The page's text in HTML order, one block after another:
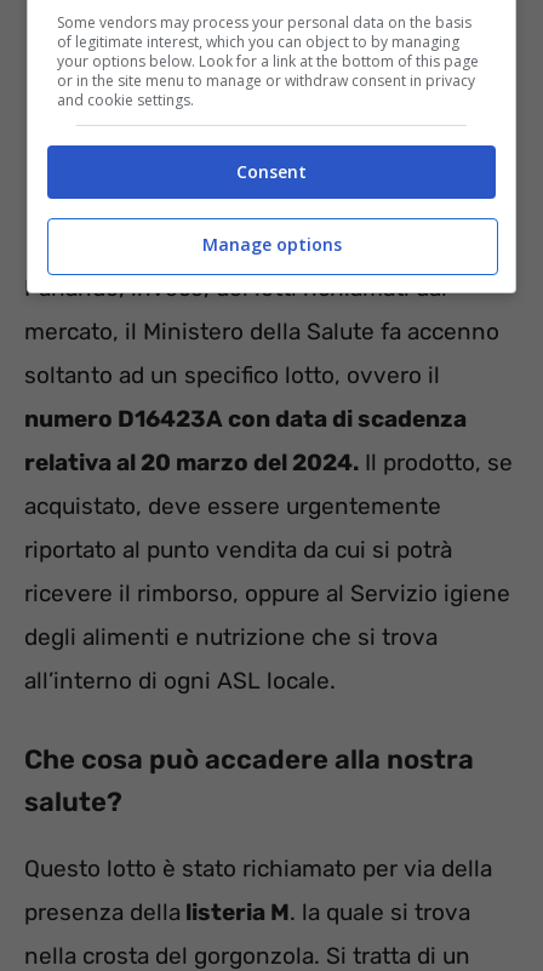
Parlando, invece, dei lotti richiamati dal
mercato, il Ministero della Salute fa accenno
soltanto ad un specifico lotto, ovvero il
numero D16423A con data di scadenza
relativa al 20 marzo del 2024. Il prodotto, se
acquistato, deve essere urgentemente
riportato al punto vendita da cui si potrà
ricevere il rimborso, oppure al Servizio igiene
degli alimenti e nutrizione che si trova
all’interno di ogni ASL locale.
Che cosa può accadere alla nostra
salute?
Questo lotto è stato richiamato per via della
presenza della listeria M. la quale si trova
nella crosta del gorgonzola. Si tratta di un
Some vendors may process your personal data on the basis
of legitimate interest, which you can object to by managing
your options below. Look for a link at the bottom of this page
or in the site menu to manage or withdraw consent in privacy
and cookie settings.
Consent
Manage options